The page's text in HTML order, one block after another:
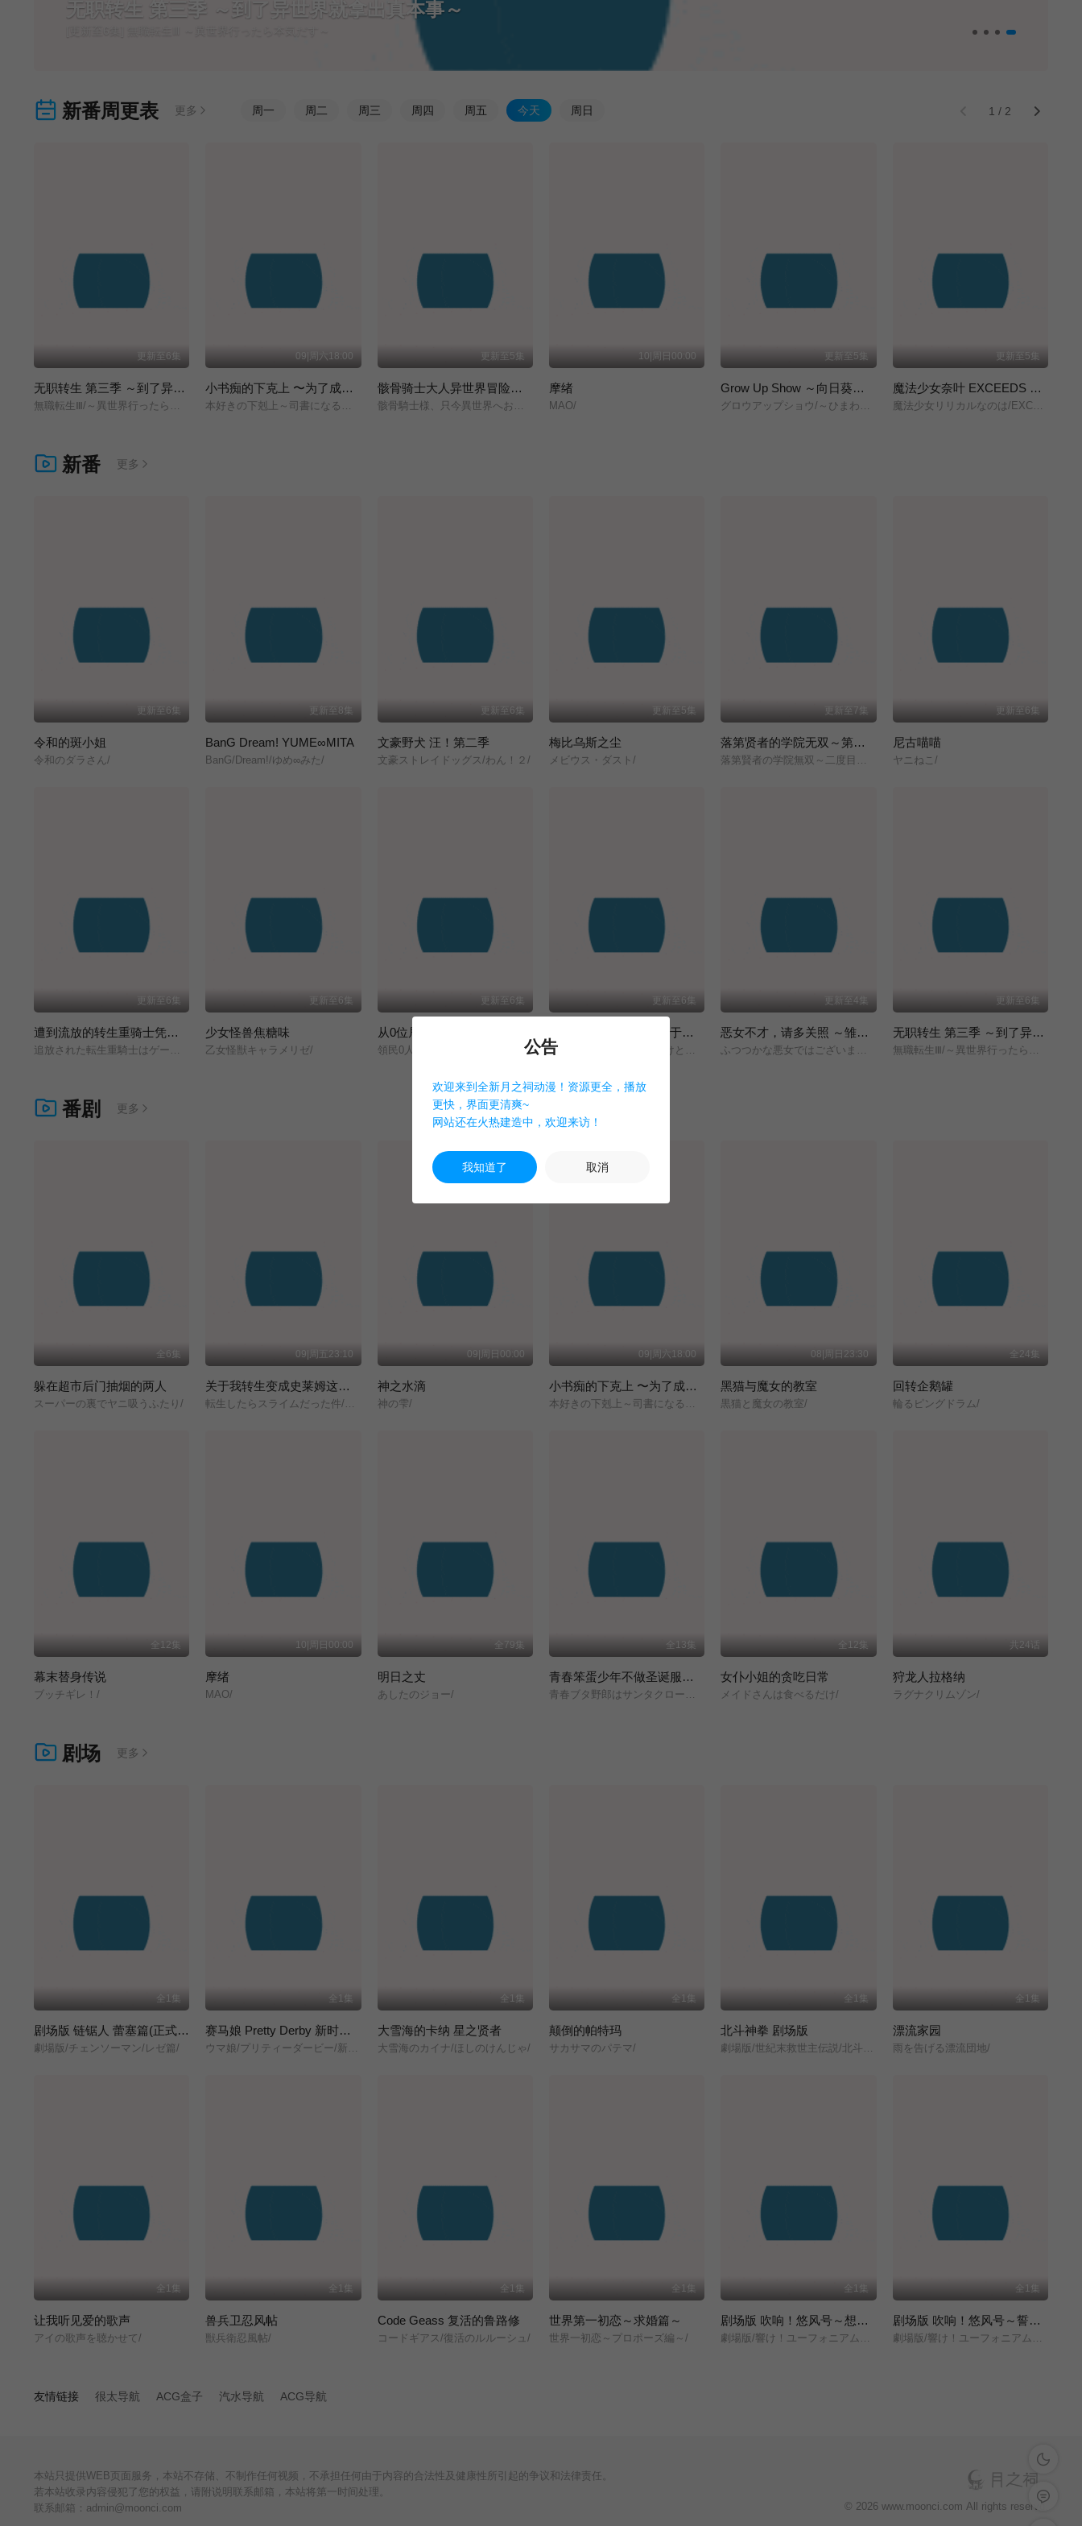
尼古喵喵
[更新至6集] ヤニねこ
新番周更表 更多 周一 周 二 周三 周 四 周五 今天 周 日
更新至6集
无职转生 第三季 ～到了异世界就拿出真本事～
無職転生Ⅲ/～異世界行ったら本気だす～/
09|周六18:00
小书痴的下克上 〜为了成为图书管理员而不择手段〜 领主的养女
本好きの下剋上～司書になるためには手段を選んでいられません～/領主の養女/
更新至5集
骸骨骑士大人异世界冒险中 第二季
骸骨騎士様、只今異世界へお出掛け中Ⅱ/
10|周日00:00
摩绪
MAO/
更新至5集
Grow Up Show ～向日葵马戏团～
グロウアップショウ/～ひまわりのサーカス団～/
更新至5集
魔法少女奈叶 EXCEEDS Gun Blaze Vengeance
魔法少女リリカルなのは/EXCEEDS/Gun/Blaze/Vengeance/
1 / 2
新番 更多
更新至6集
令和的斑小姐
令和のダラさん/
更新至8集
BanG Dream! YUME∞MITA
BanG/Dream!/ゆめ∞みた/
更新至6集
文豪野犬 汪！第二季
文豪ストレイドッグス/わん！２/
更新至5集
梅比乌斯之尘
メビウス・ダスト/
更新至7集
落第贤者的学院无双～第二次转生的S级开外挂魔术师冒险录～
更新至6集
尼古喵喵
ヤニねこ/
更新至6集
遭到流放的转生重骑士凭借游戏知识大开无双
更新至6集
少女怪兽焦糖味
乙女怪獣キャラメリゼ/
更新至6集
領民0人スタートの辺境領主様/
更新至6集
『你们先走我断后』，于是10年后我成为了传说
更新至4集
恶女不才，请多关照 ～雏宫蝶鼠换身传～
更新至6集
无职转生 第三季 ～到了异世界就拿出真本事～
番剧 更多
全6集
躲在超市后门抽烟的两人
スーパーの裏でヤニ吸うふたり/
09|周五23:10
关于我转生变成史莱姆这档事 第四季
転生したらスライムだった件/第4期/
09|周日00:00
神之水滴
神の雫/
09|周六18:00
小书痴的下克上 〜为了成为图书管理员而不择手段〜 领主的养女
本好きの下剋上～司書になるためには手段を選んでいられません～/領主の養女/
08|周日23:30
黑猫与魔女的教室
黒猫と魔女の教室/
全24集
回转企鹅罐
輪るピングドラム/
全12集
幕末替身传说
ブッチギレ！/
10|周日00:00
摩绪
MAO/
全79集
明日之丈
あしたのジョー/
全13集
青春笨蛋少年不做圣诞服女郎的梦
全12集
女仆小姐的贪吃日常
メイドさんは食べるだけ/
共24话
狩龙人拉格纳
ラグナクリムゾン/
剧场 更多
全1集
剧场版 链锯人 蕾塞篇(正式版)
劇場版/チェンソーマン/レゼ篇/
全1集
赛马娘 Pretty Derby 新时代之门
全1集
大雪海的卡纳 星之贤者
大雪海のカイナ/ほしのけんじゃ/
全1集
颠倒的帕特玛
サカサマのパテマ/
全1集
北斗神拳 剧场版
全1集
漂流家园
雨を告げる漂流団地/
全1集
让我听见爱的歌声
アイの歌声を聴かせて/
全1集
兽兵卫忍风帖
獣兵衛忍風帖/
全1集
Code Geass 复活的鲁路修
コードギアス/復活のルルーシュ/
全1集
世界第一初恋～求婚篇～
世界一初恋～プロポーズ編～/
全1集
剧场版 吹响！悠风号～想要传达的旋律～
劇場版/響け！ユーフォニアム～届けたいメロディ～/
全1集
剧场版 吹响！悠风号～誓言的终章～
劇場版/響け！ユーフォニアム～誓いのフィナーレ～/
友情链接 很太导航 ACG盒子 汽水导航 ACG导航
深色模式
留言反馈
本站只提供WEB页面服务，本站不存储、不制作任何视频，不承担任何由于内容的合法性及健康性所引起的争议和法律责任。
若本站收录内容侵犯了您的权益，请附说明联系邮箱，本站将第一时间处理。
联系邮箱：admin@moonci.com
© 2026 www.moonci.com All rights reservd.
公告
欢迎来到全新月之祠动漫！资源更全，播放
更快，界面更清爽~
网站还在火热建造中，欢迎来访！
我知道了 取消